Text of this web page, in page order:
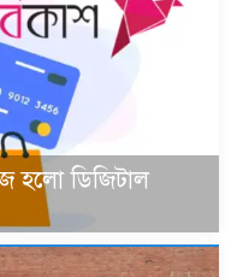
হলো ডিজিটাল